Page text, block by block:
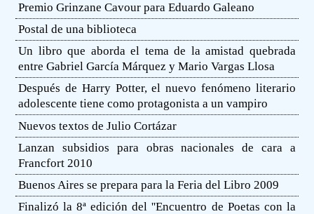
Premio Grinzane Cavour para Eduardo Galeano
Postal de una biblioteca
Un libro que aborda el tema de la amistad quebrada
entre Gabriel García Márquez y Mario Vargas Llosa
Después de Harry Potter, el nuevo fenómeno literario
adolescente tiene como protagonista a un vampiro
Nuevos textos de Julio Cortázar
Lanzan subsidios para obras nacionales de cara a
Francfort 2010
Buenos Aires se prepara para la Feria del Libro 2009
Finalizó la 8ª edición del ''Encuentro de Poetas con la